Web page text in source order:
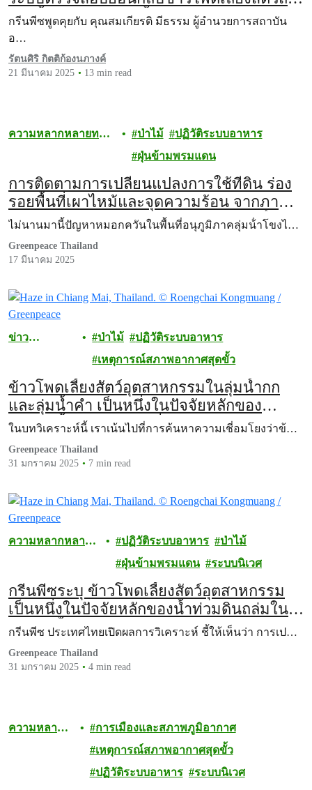
เกิดขึ้นอย่างโปร่งใสทั้งระบบได้ยาก
กรีนพีซพูดคุยกับ คุณสมเกียรติ มีธรรม ผู้อำนวยการสถาบัน
อ…
รัตนศิริ กิตติก้องนภางค์
21 มีนาคม 2025
13 min read
ความหลากหลายทาง
ป่าไม้
ปฏิวัติระบบอาหาร
ฝุ่นข้ามพรมแดน
การติดตามการเปลี่ยนแปลงการใช้ที่ดิน ร่อง
รอยพื้นที่เผาไหม้และจุดความร้อน จากภาพ
ดาวเทียม ปีพ.ศ. 2567 ในอนุภูมิภาคลุ่มน้ํา
โขง (ตอนบนของประเทศไทย, ตอนบนของ
สปป.ลาว และรัฐฉานของเมียนมา)
ไม่นานมานี้ปัญหาหมอกควันในพื้นที่อนุภูมิภาคลุ่มน้ําโขงไ…
Greenpeace Thailand
17 มีนาคม 2025
ข่าว
ป่าไม้
ปฏิวัติระบบอาหาร
เหตุการณ์สภาพอากาศสุดขั้ว
ข้าวโพดเลี้ยงสัตว์อุตสาหกรรมในลุ่มน้ำกก
และลุ่มน้ำคำ เป็นหนึ่งในปัจจัยหลักของ
หายนะน้ำท่วมดินถล่มที่เชียงรายและอำเภอ
แม่อาย จังหวัดเชียงใหม่อย่างไร
ในบทวิเคราะห์นี้ เราเน้นไปที่การค้นหาความเชี่อมโยงว่าข้…
Greenpeace Thailand
31 มกราคม 2025
7 min read
ความหลากหลาย
ปฏิวัติระบบอาหาร
ป่าไม้
ฝุ่นข้ามพรมแดน
ระบบนิเวศ
กรีนพีซระบุ ข้าวโพดเลี้ยงสัตว์อุตสาหกรรม
เป็นหนึ่งในปัจจัยหลักของน้ำท่วมดินถล่มใน
เขตลุ่มน้ำกกในเขตจังหวัดเชียงรายและ
อำเภอแม่อาย จังหวัดเชียงใหม่
กรีนพีซ ประเทศไทยเปิดผลการวิเคราะห์ ชี้ให้เห็นว่า การเป…
Greenpeace Thailand
31 มกราคม 2025
4 min read
ความหลาก
การเมืองและสภาพภูมิอากาศ
เหตุการณ์สภาพอากาศสุดขั้ว
ปฏิวัติระบบอาหาร
ระบบนิเวศ